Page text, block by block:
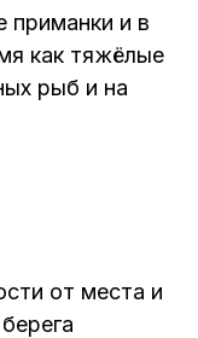
приманки и в
как тяжёлые
рыб и на
от места и